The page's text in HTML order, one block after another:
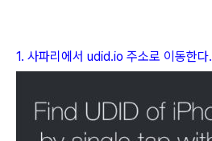
1. 사파리에서 udid.io 주소로 이동한다.